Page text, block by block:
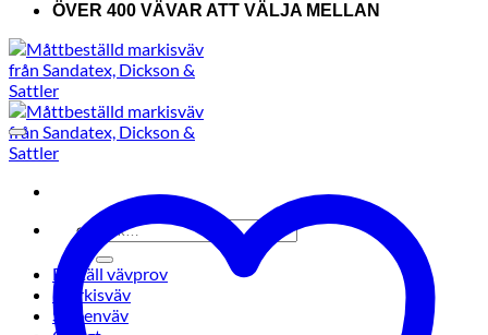
ÖVER 400 VÄVAR ATT VÄLJA MELLAN
Sök
efter:
Beställ vävprov
Markisväv
Screenväv